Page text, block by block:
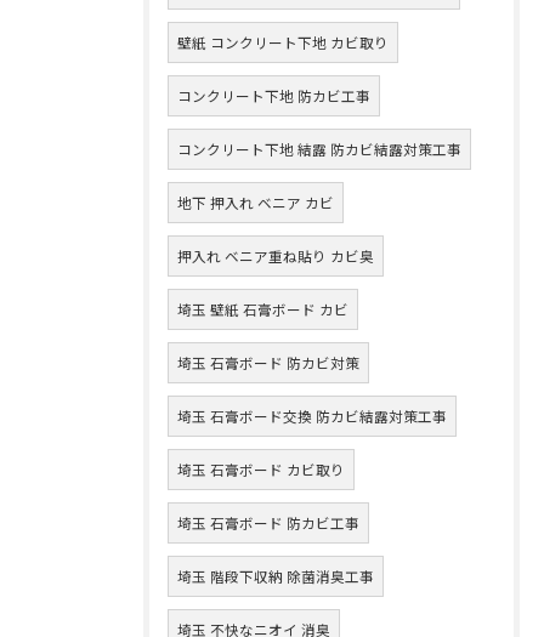
壁紙 コンクリート下地 カビ取り
コンクリート下地 防カビ工事
コンクリート下地 結露 防カビ結露対策工事
地下 押入れ ベニア カビ
押入れ ベニア重ね貼り カビ臭
埼玉 壁紙 石膏ボード カビ
埼玉 石膏ボード 防カビ対策
埼玉 石膏ボード交換 防カビ結露対策工事
埼玉 石膏ボード カビ取り
埼玉 石膏ボード 防カビ工事
埼玉 階段下収納 除菌消臭工事
埼玉 不快なニオイ 消臭